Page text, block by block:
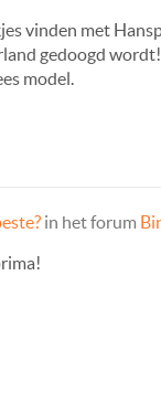
vinden met
gedoogd wordt!
model.
in het forum